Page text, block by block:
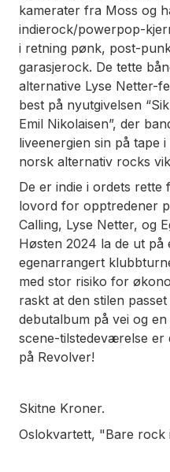
kamerater fra Moss og
indierock/powerpop-
i retning pønk, post-
garasjerock. De tette
alternative Lyse Netter-
best på nyutgivelsen
Emil Nikolaisen”, der
liveenergien sin på tape
norsk alternativ rocks
De er indie i ordets
lovord for opptredener
Calling, Lyse Netter, og
Høsten 2024 la de ut
egenarrangert
med stor risiko for
raskt at den stilen
debutalbum på vei og
scene-tilstedeværelse
på Revolver!
Skitne Kroner.
Oslokvartett, "Bare rock